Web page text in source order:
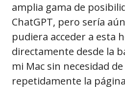
amplia gama de
ChatGPT, pero sería
pudiera acceder a esta
directamente desde la
mi Mac sin necesidad
repetidamente la